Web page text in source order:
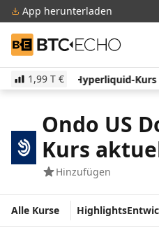
App herunterladen
BTC-ECHO
1,99 T €
Hyperliquid-Kurs 47,14 € -
Ondo US
Kurs
Hinzufügen
Alle Kurse Highlights